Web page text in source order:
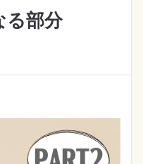
る部分